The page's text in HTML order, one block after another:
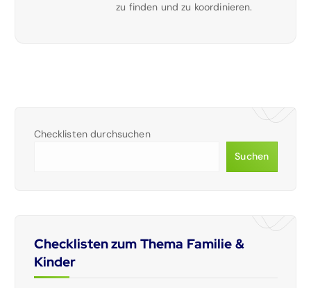
zu finden und zu koordinieren.
Checklisten durchsuchen
Suchen
Checklisten zum Thema Familie &
Kinder